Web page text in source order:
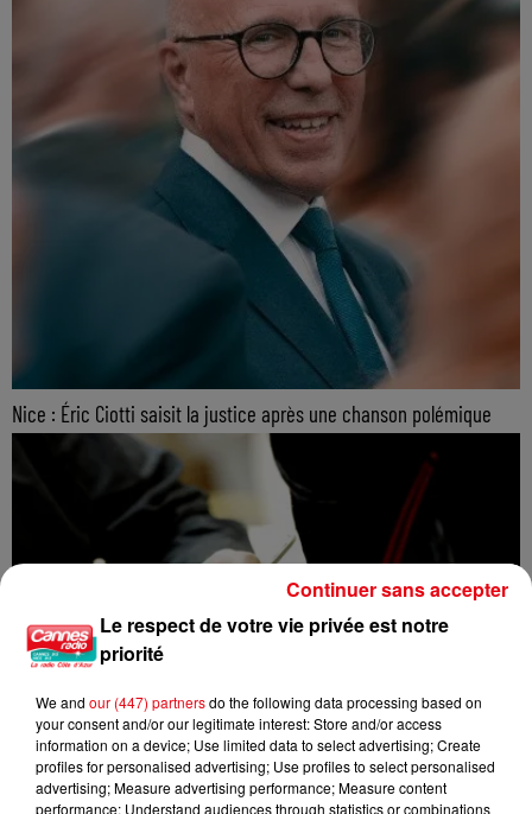
Nice : Éric Ciotti saisit la justice après une chanson polémique
Le respect de votre vie privée est notre
priorité
We and our (447) partnersdo the following data processing based on
your consent and/or our legitimate interest: Store and/or access
information on a device; Use limited data to select advertising; Create
profiles for personalised advertising; Use profiles to select personalised
advertising; Measure advertising performance; Measure content
performance; Understand audiences through statistics or combinations
Continuer sans accepter